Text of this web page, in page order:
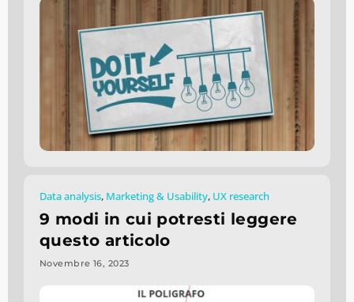
Data analysis, Marketing & Usability, UX research
9 modi in cui potresti leggere
questo articolo
Novembre 16, 2023